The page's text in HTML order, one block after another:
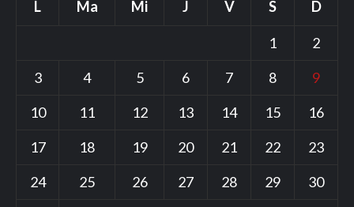
L Ma Mi J V S D
1
2
3
4 5 6 7 8
9
10
11 12 13 14 15
16
17
18 19 20 21 22
23
24
25 26 27 28 29
30